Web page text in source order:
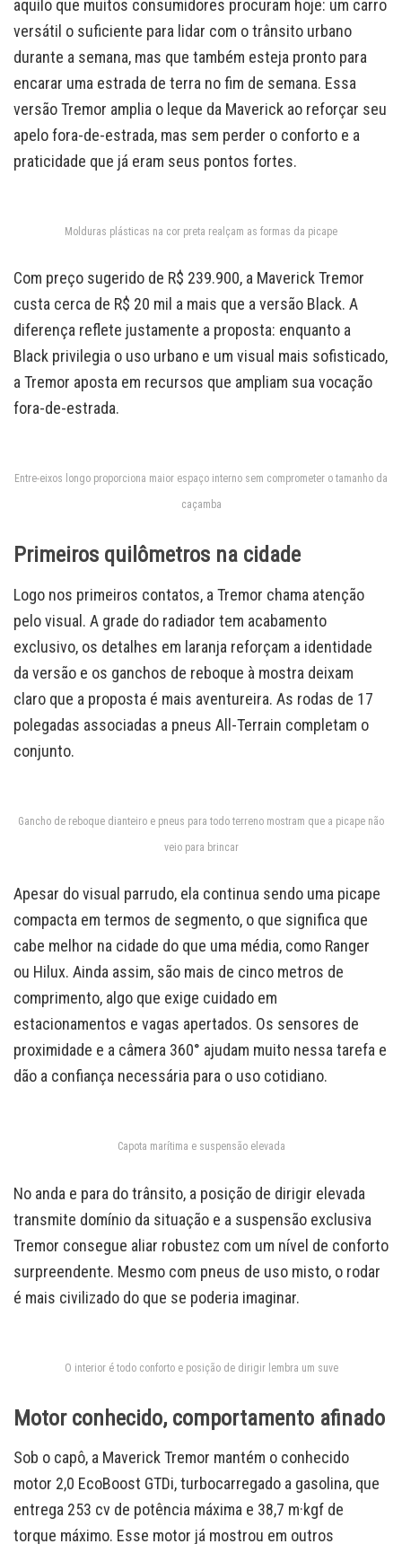
aquilo que muitos consumidores procuram hoje: um carro
versátil o suficiente para lidar com o trânsito urbano
durante a semana, mas que também esteja pronto para
encarar uma estrada de terra no fim de semana. Essa
versão Tremor amplia o leque da Maverick ao reforçar seu
apelo fora-de-estrada, mas sem perder o conforto e a
praticidade que já eram seus pontos fortes.
Molduras plásticas na cor preta realçam as formas da picape
Com preço sugerido de R$ 239.900, a Maverick Tremor
custa cerca de R$ 20 mil a mais que a versão Black. A
diferença reflete justamente a proposta: enquanto a
Black privilegia o uso urbano e um visual mais sofisticado,
a Tremor aposta em recursos que ampliam sua vocação
fora-de-estrada.
Entre-eixos longo proporciona maior espaço interno sem comprometer o tamanho da
caçamba
Primeiros quilômetros na cidade
Logo nos primeiros contatos, a Tremor chama atenção
pelo visual. A grade do radiador tem acabamento
exclusivo, os detalhes em laranja reforçam a identidade
da versão e os ganchos de reboque à mostra deixam
claro que a proposta é mais aventureira. As rodas de 17
polegadas associadas a pneus All-Terrain completam o
conjunto.
Gancho de reboque dianteiro e pneus para todo terreno mostram que a picape não
veio para brincar
Apesar do visual parrudo, ela continua sendo uma picape
compacta em termos de segmento, o que significa que
cabe melhor na cidade do que uma média, como Ranger
ou Hilux. Ainda assim, são mais de cinco metros de
comprimento, algo que exige cuidado em
estacionamentos e vagas apertados. Os sensores de
proximidade e a câmera 360° ajudam muito nessa tarefa e
dão a confiança necessária para o uso cotidiano.
Capota marítima e suspensão elevada
No anda e para do trânsito, a posição de dirigir elevada
transmite domínio da situação e a suspensão exclusiva
Tremor consegue aliar robustez com um nível de conforto
surpreendente. Mesmo com pneus de uso misto, o rodar
é mais civilizado do que se poderia imaginar.
O interior é todo conforto e posição de dirigir lembra um suve
Motor conhecido, comportamento afinado
Sob o capô, a Maverick Tremor mantém o conhecido
motor 2,0 EcoBoost GTDi, turbocarregado a gasolina, que
entrega 253 cv de potência máxima e 38,7 m·kgf de
torque máximo. Esse motor já mostrou em outros